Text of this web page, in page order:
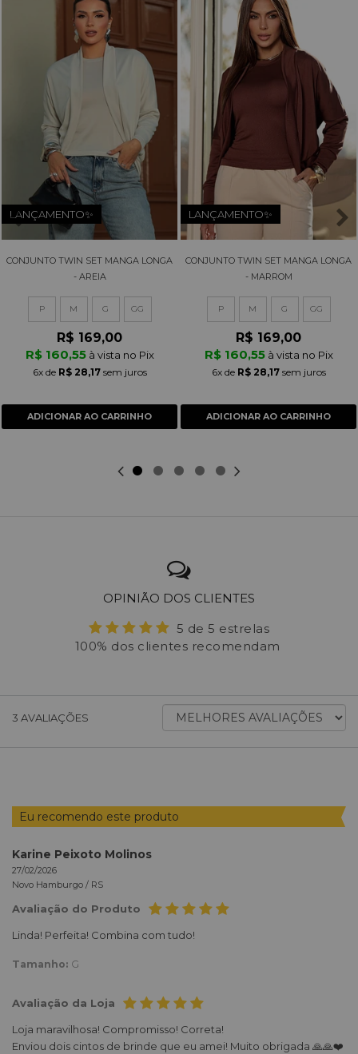
LANÇAMENTO✨
CONJUNTO TWIN SET MANGA LONGA
- AREIA
P M G GG
R$ 169,00
R$ 160,55 à vista no Pix
6xde R$ 28,17sem juros
ADICIONAR AO CARRINHO
LANÇAMENTO✨
CONJUNTO TWIN SET MANGA LONGA
- MARROM
P M G GG
R$ 169,00
R$ 160,55 à vista no Pix
6xde R$ 28,17sem juros
ADICIONAR AO CARRINHO
OPINIÃO DOS CLIENTES
5 de 5 estrelas
100% dos clientes recomendam
3 AVALIAÇÕES
ORDENAR
AVALIAÇÕES
Eu recomendo este produto
Karine Peixoto Molinos
27/02/2026
Novo Hamburgo / RS
Avaliação do Produto
Linda! Perfeita! Combina com tudo!
Tamanho: G
Avaliação da Loja
Loja maravilhosa! Compromisso! Correta!
Enviou dois cintos de brinde que eu amei! Muito obrigada 🙏🙏❤️